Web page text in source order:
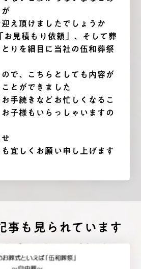
え頂けましたでしょうか
お見積もり依頼」、そして葬
りを細目に当社の伍和葬祭
で、こちらとしても内容が
とができました
手続きなどお忙しくなるこ
子様もいらっしゃいますの
宜しくお願い申し上げます
事も⾒られています